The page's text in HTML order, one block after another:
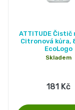
ATTITUDE Čistič
Citronová kůra,
EcoLogo
Skladem
181 Kč